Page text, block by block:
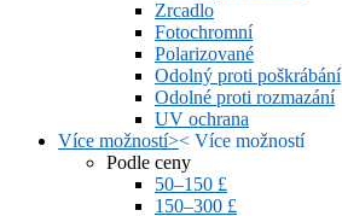
Zrcadlo
Fotochromní
Polarizované
Odolný proti poškrábání
Odolné proti rozmazání
UV ochrana
Více možností>< Více možností
Podle ceny
50–150 £
150–300 £